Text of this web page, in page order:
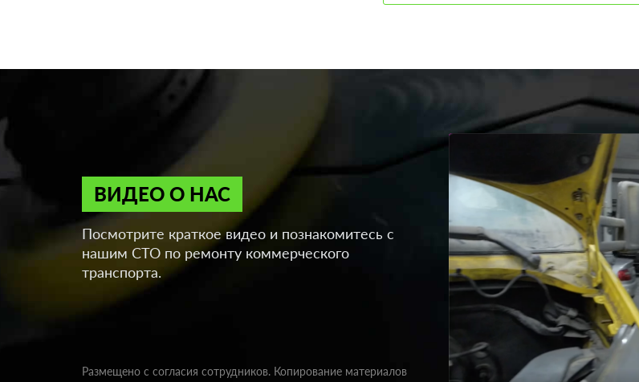
ВИДЕО О НАС
Посмотрите краткое видео и познакомитесь с
нашим СТО по ремонту коммерческого
транспорта.
Размещено с согласия сотрудников. Копирование материалов